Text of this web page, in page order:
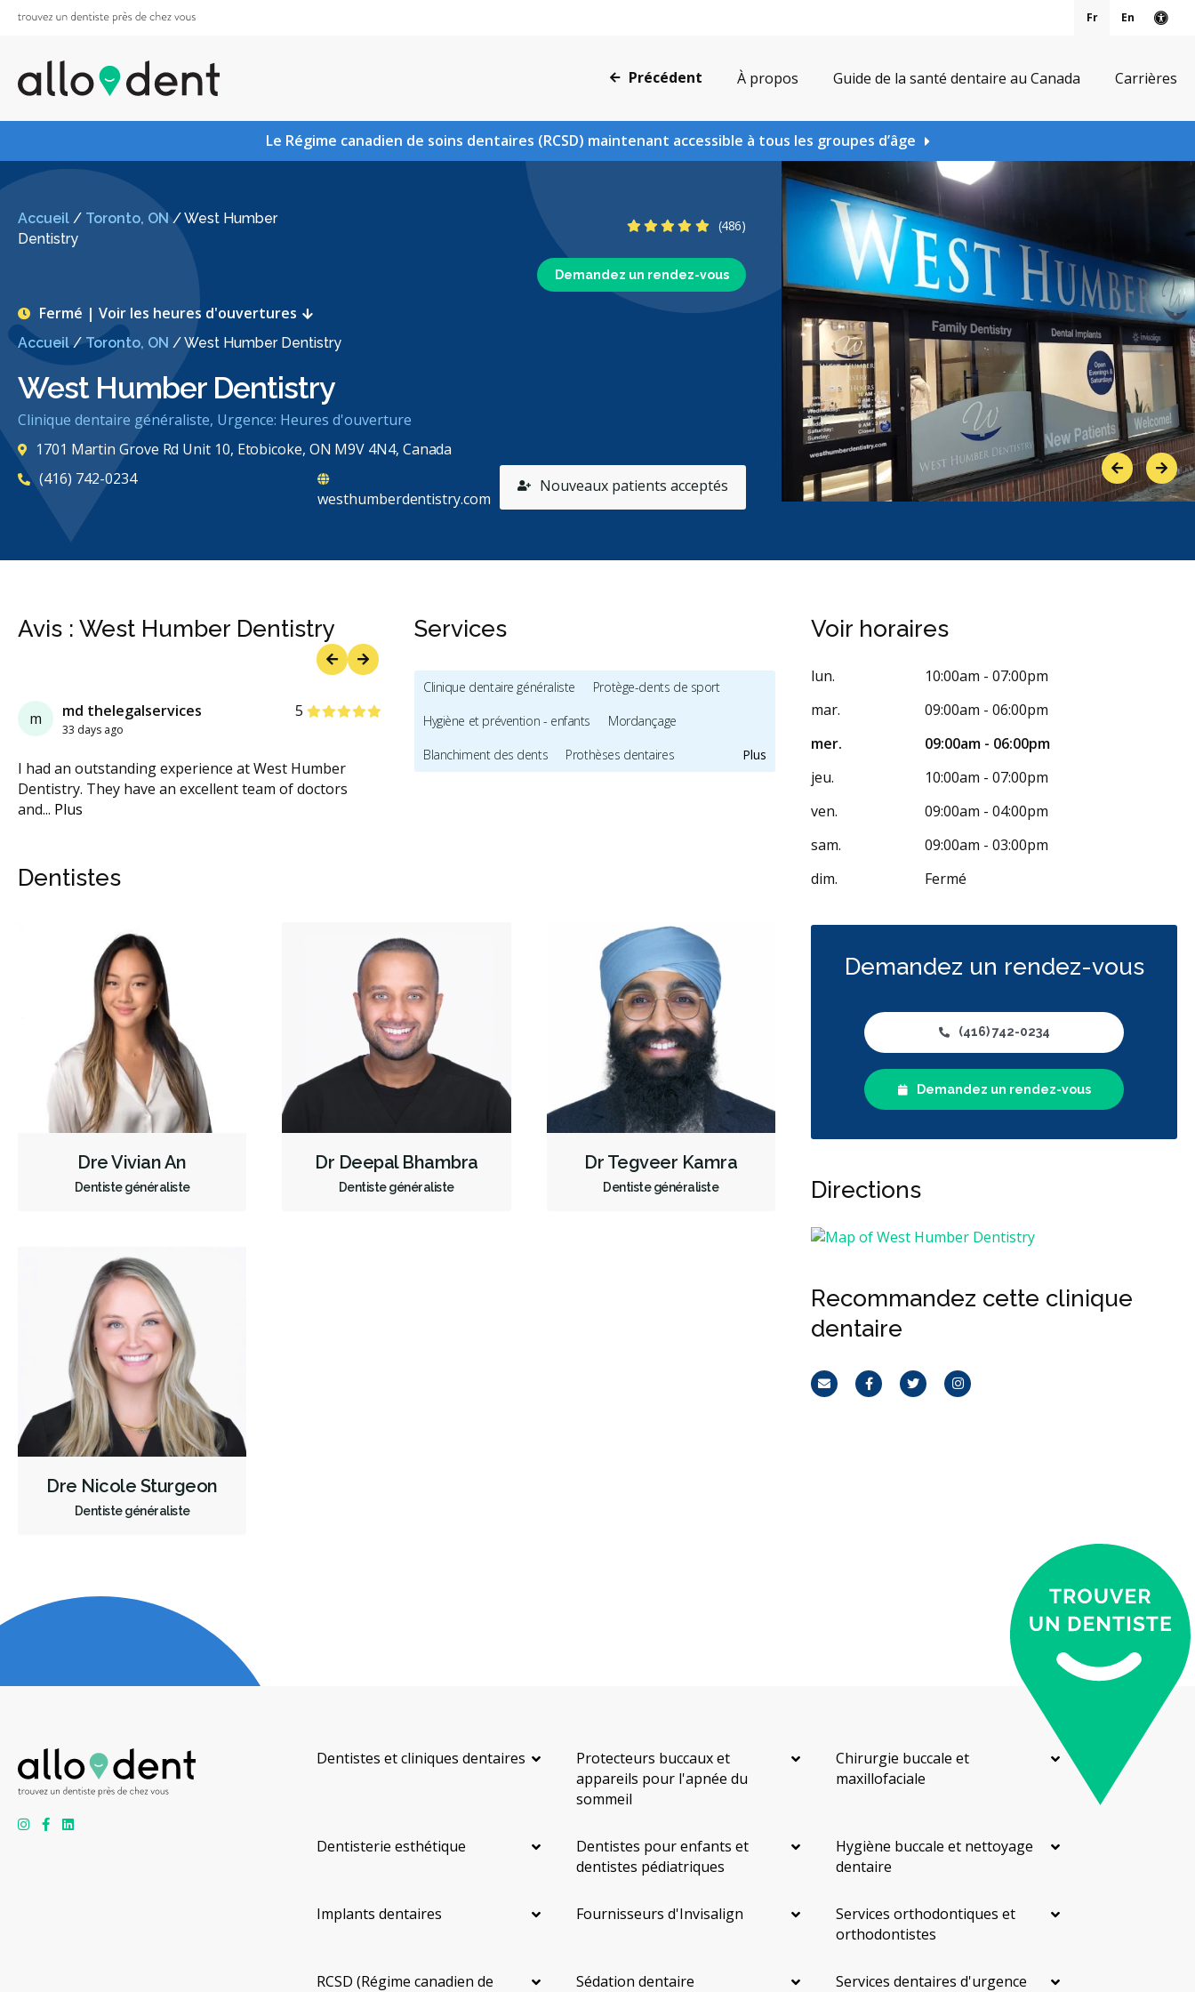
Fr En
Précédent À propos Guide de la santé dentaire au Canada Carrières
Le Régime canadien de soins dentaires (RCSD) maintenant accessible à tous les groupes d’âge
Accueil / Toronto, ON/West Humber
Dentistry
Accueil/Toronto, ON /West Humber Dentistry
West Humber Dentistry
Clinique dentaire généraliste, Urgence: Heures d'ouverture
Nouveaux patients acceptés
4.9 étoiles
(486)
Demandez un rendez-vous
Fermé | Voir les heures d'ouvertures
1701 Martin Grove Rd Unit 10, Etobicoke, ON M9V 4N4, Canada
(416) 742-0234
westhumberdentistry.com
PreviousNext
Avis : West Humber Dentistry
m md thelegalservices
33 days ago
5étoiles
I had an outstanding experience at West Humber
Dentistry. They have an excellent team of doctors
and... Plus
étoiles
étoiles
étoiles
étoiles
Services
Plus
Clinique dentaire généraliste
Protège-dents de sport
Hygiène et prévention - enfants
Mordançage
Blanchiment des dents
Prothèses dentaires
Sédation - orale
Appareils dentaires
Soins dentaires pour enfants
Services esthétiques
Prothèses dentaires
Diagnostique
Urgences
Chirurgie buccale
Orthodontie
Hygiène préventive et nettoyages
Réparateur
Sédation
Dentistes
Dre Vivian An
Dentiste généraliste
Dr Deepal Bhambra
Dentiste généraliste
Dr Tegveer Kamra
Dentiste généraliste
Dre Nicole Sturgeon
Dentiste généraliste
Voir horaires
lun.
10:00am - 07:00pm
mar.
09:00am - 06:00pm
mer.
09:00am - 06:00pm
jeu.
10:00am - 07:00pm
ven.
09:00am - 04:00pm
sam.
09:00am - 03:00pm
dim.
Fermé
Demandez un rendez-vous
(416) 742-0234
Demandez un rendez-vous
Directions
Recommandez cette clinique
dentaire
CourrielFacebookTwitterInstagram
Dentistes et cliniques dentaires
Protecteurs buccaux et
appareils pour l'apnée du
sommeil
Chirurgie buccale et
maxillofaciale
Dentisterie esthétique
Dentistes pour enfants et
dentistes pédiatriques
Hygiène buccale et nettoyage
dentaire
Implants dentaires Fournisseurs d'Invisalign
Services orthodontiques et
orthodontistes
RCSD (Régime canadien de Sédation dentaire Services dentaires d'urgence